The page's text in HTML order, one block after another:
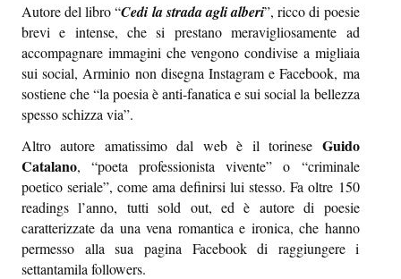
Editoriale
Open
Asteri
Episcatti
Epikastron
Epillole
Autore del libro “Cedi la strada agli alberi”, ricco di poesie
brevi e intense, che si prestano meravigliosamente ad
accompagnare immagini che vengono condivise a migliaia
sui social, Arminio non disegna Instagram e Facebook, ma
sostiene che “la poesia è anti-fanatica e sui social la bellezza
spesso schizza via”.
Altro autore amatissimo dal web è il torinese Guido
Catalano, “poeta professionista vivente” o “criminale
poetico seriale”, come ama definirsi lui stesso.Fa oltre 150
readings l’anno, tutti sold out, ed è autore di poesie
caratterizzate da una vena romantica e ironica, che hanno
permesso alla sua pagina Facebook di raggiungere i
settantamila followers.